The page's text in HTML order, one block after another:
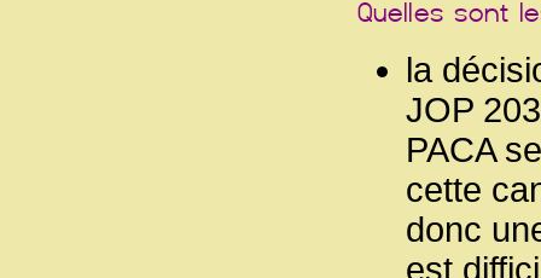
la
JOP
PACA
cette
donc
est